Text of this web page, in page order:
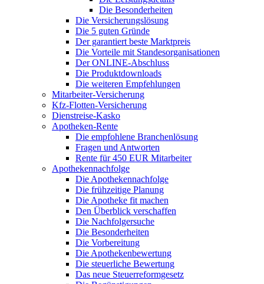
Die Besonderheiten
Die Versicherungslösung
Die 5 guten Gründe
Der garantiert beste Marktpreis
Die Vorteile mit Standesorganisationen
Der ONLINE-Abschluss
Die Produktdownloads
Die weiteren Empfehlungen
Mitarbeiter-Versicherung
Kfz-Flotten-Versicherung
Dienstreise-Kasko
Apotheken-Rente
Die empfohlene Branchenlösung
Fragen und Antworten
Rente für 450 EUR Mitarbeiter
Apothekennachfolge
Die Apothekennachfolge
Die frühzeitige Planung
Die Apotheke fit machen
Den Überblick verschaffen
Die Nachfolgersuche
Die Besonderheiten
Die Vorbereitung
Die Apothekenbewertung
Die steuerliche Bewertung
Das neue Steuerreformgesetz